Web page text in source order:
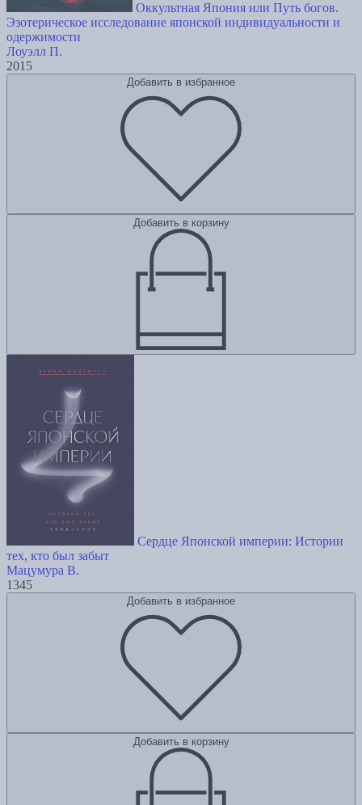
Оккультная Япония или Путь богов.
Эзотерическое исследование японской индивидуальности и
одержимости
Лоуэлл П.
2015
Добавить в избранное
Добавить в корзину
Сердце Японской империи: Истории
тех, кто был забыт
Мацумура В.
1345
Добавить в избранное
Добавить в корзину